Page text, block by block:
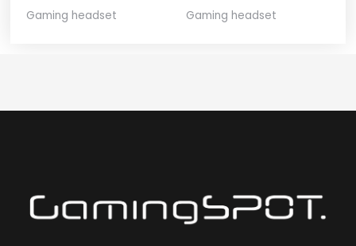
Gaming headset Gaming headset